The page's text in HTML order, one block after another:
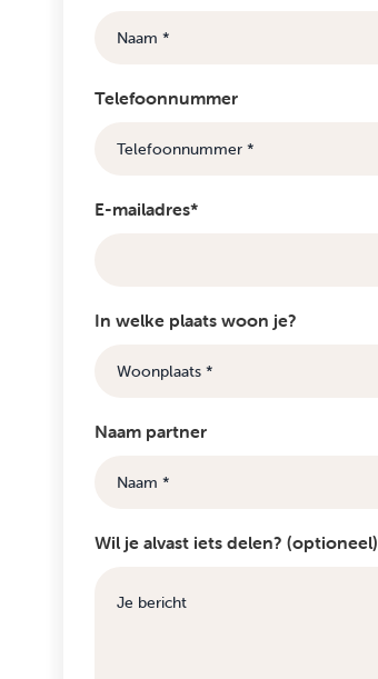
Telefoonnummer
E-mailadres*
In welke plaats woon je?
Naam partner
Wil je alvast iets delen? (optioneel)